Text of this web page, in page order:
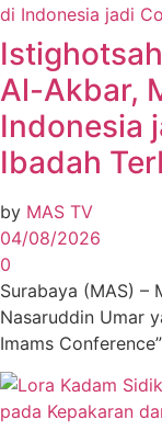
Al-Akbar,
Indonesia
Ibadah
by MAS TV
04/08/2026
0
Surabaya (MAS) –
Nasaruddin Umar
Imams